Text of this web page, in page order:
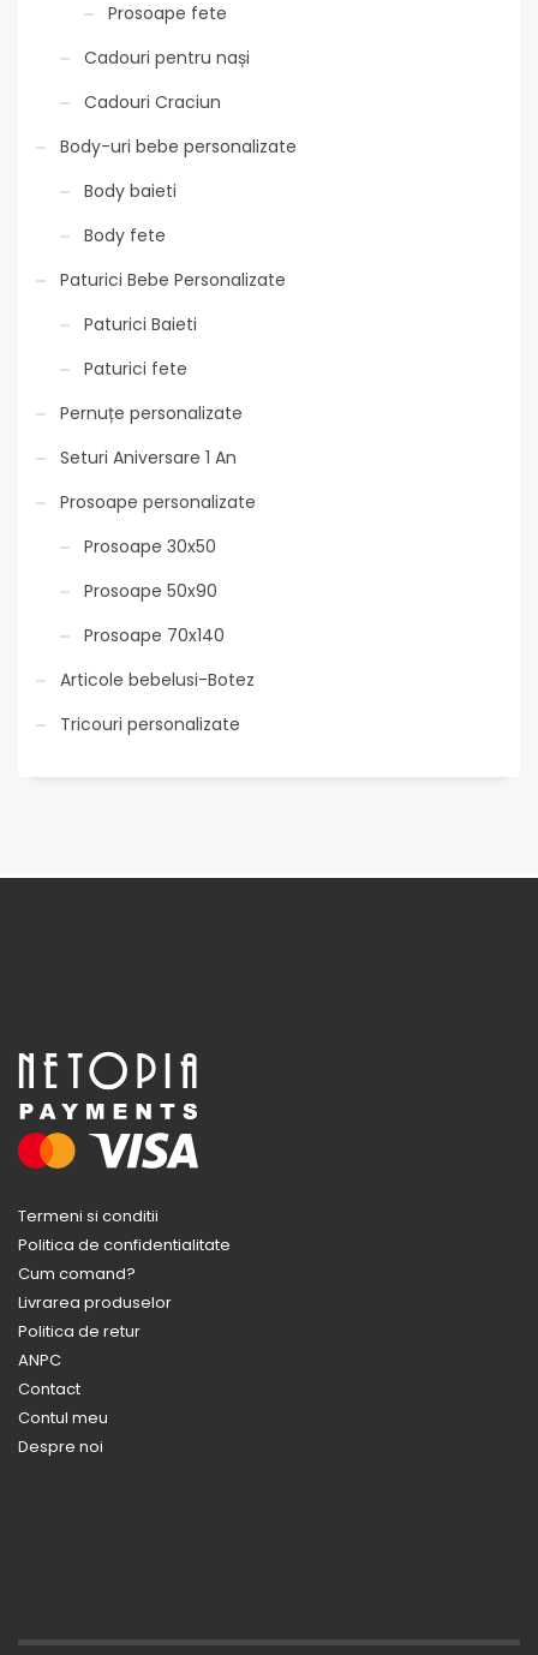
Prosoape fete
Cadouri pentru nași
Cadouri Craciun
Body-uri bebe personalizate
Body baieti
Body fete
Paturici Bebe Personalizate
Paturici Baieti
Paturici fete
Pernuțe personalizate
Seturi Aniversare 1 An
Prosoape personalizate
Prosoape 30x50
Prosoape 50x90
Prosoape 70x140
Articole bebelusi-Botez
Tricouri personalizate
Termeni si conditii
Politica de confidentialitate
Cum comand?
Livrarea produselor
Politica de retur
ANPC
Contact
Contul meu
Despre noi